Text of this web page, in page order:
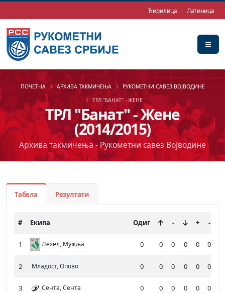
Ћирилица Латиница
ТРЛ "Банат" - Жене
(2014/2015)
Архива такмичења - Рукометни савез Војводине
ПОЧЕТНА АРХИВА ТАКМИЧЕЊА
РУКОМЕТНИ САВЕЗ ВОЈВОДИНЕ
ТРЛ "БАНАТ" - ЖЕНЕ
Табела Резултати
# Екипа Одиг - + -
1 Лехел, Мужља 0 0 0 0 0 0
2 Младост, Опово 0 0 0 0 0 0
3 Сента, Сента 0 0 0 0 0 0